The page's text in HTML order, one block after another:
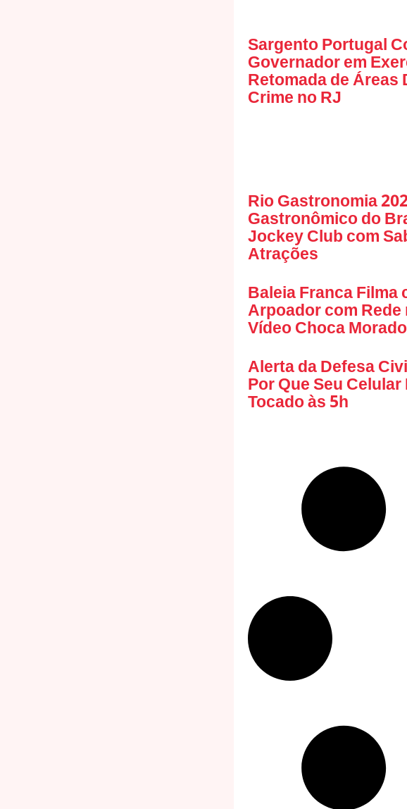
Sargento Portugal
Governador em
Retomada de
Crime no RJ
Rio Gastronomia
Gastronômico do
Jockey Club com
Atrações
Baleia Franca Filma
Arpoador com
Vídeo Choca
Alerta da Defesa
Por Que Seu
Tocado às 5h